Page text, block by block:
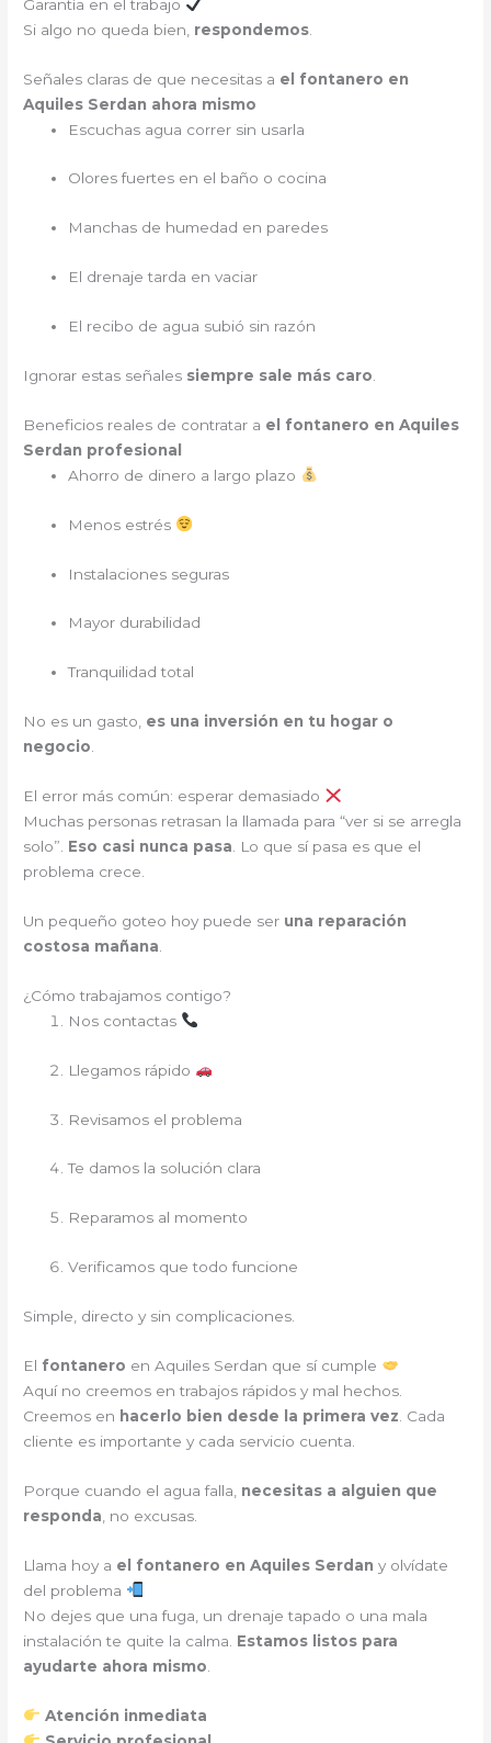
Garantía en el trabajo
Si algo no queda bien, respondemos
Señales claras de que necesitas a el fontanero en
Aquiles Serdan ahora mismo
Escuchas agua correr sin usarla
Olores fuertes en el baño o cocina
Manchas de humedad en paredes
El drenaje tarda en vaciar
El recibo de agua subió sin razón
Ignorar estas señales siempre sale más caro
Beneficios reales de contratar a el fontanero en Aquiles
Serdan profesional
Ahorro de dinero a largo plazo
Menos estrés
Instalaciones seguras
Mayor durabilidad
Tranquilidad total
No es un gasto, es una inversión en tu hogar o
negocio
El error más común: esperar demasiado
Muchas personas retrasan la llamada para “ver si se arregla
solo”. Eso casi nunca pasa . Lo que sí pasa es que el
problema crece.
Un pequeño goteo hoy puede ser una reparación
costosa mañana
¿Cómo trabajamos contigo?
Nos contactas
Llegamos rápido
Revisamos el problema
Te damos la solución clara
Reparamos al momento
Verificamos que todo funcione
Simple, directo y sin complicaciones.
El fontanero en Aquiles Serdan que sí cumple
Aquí no creemos en trabajos rápidos y mal hechos.
Creemos en hacerlo bien desde la primera vez . Cada
cliente es importante y cada servicio cuenta.
Porque cuando el agua falla, necesitas a alguien que
responda , no excusas.
Llama hoy a el fontanero en Aquiles Serdan y olvídate
del problema
No dejes que una fuga, un drenaje tapado o una mala
instalación te quite la calma. Estamos listos para
ayudarte ahora mismo
Atención inmediata